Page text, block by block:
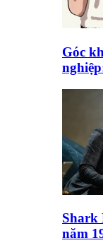
Góc
Shark
năm